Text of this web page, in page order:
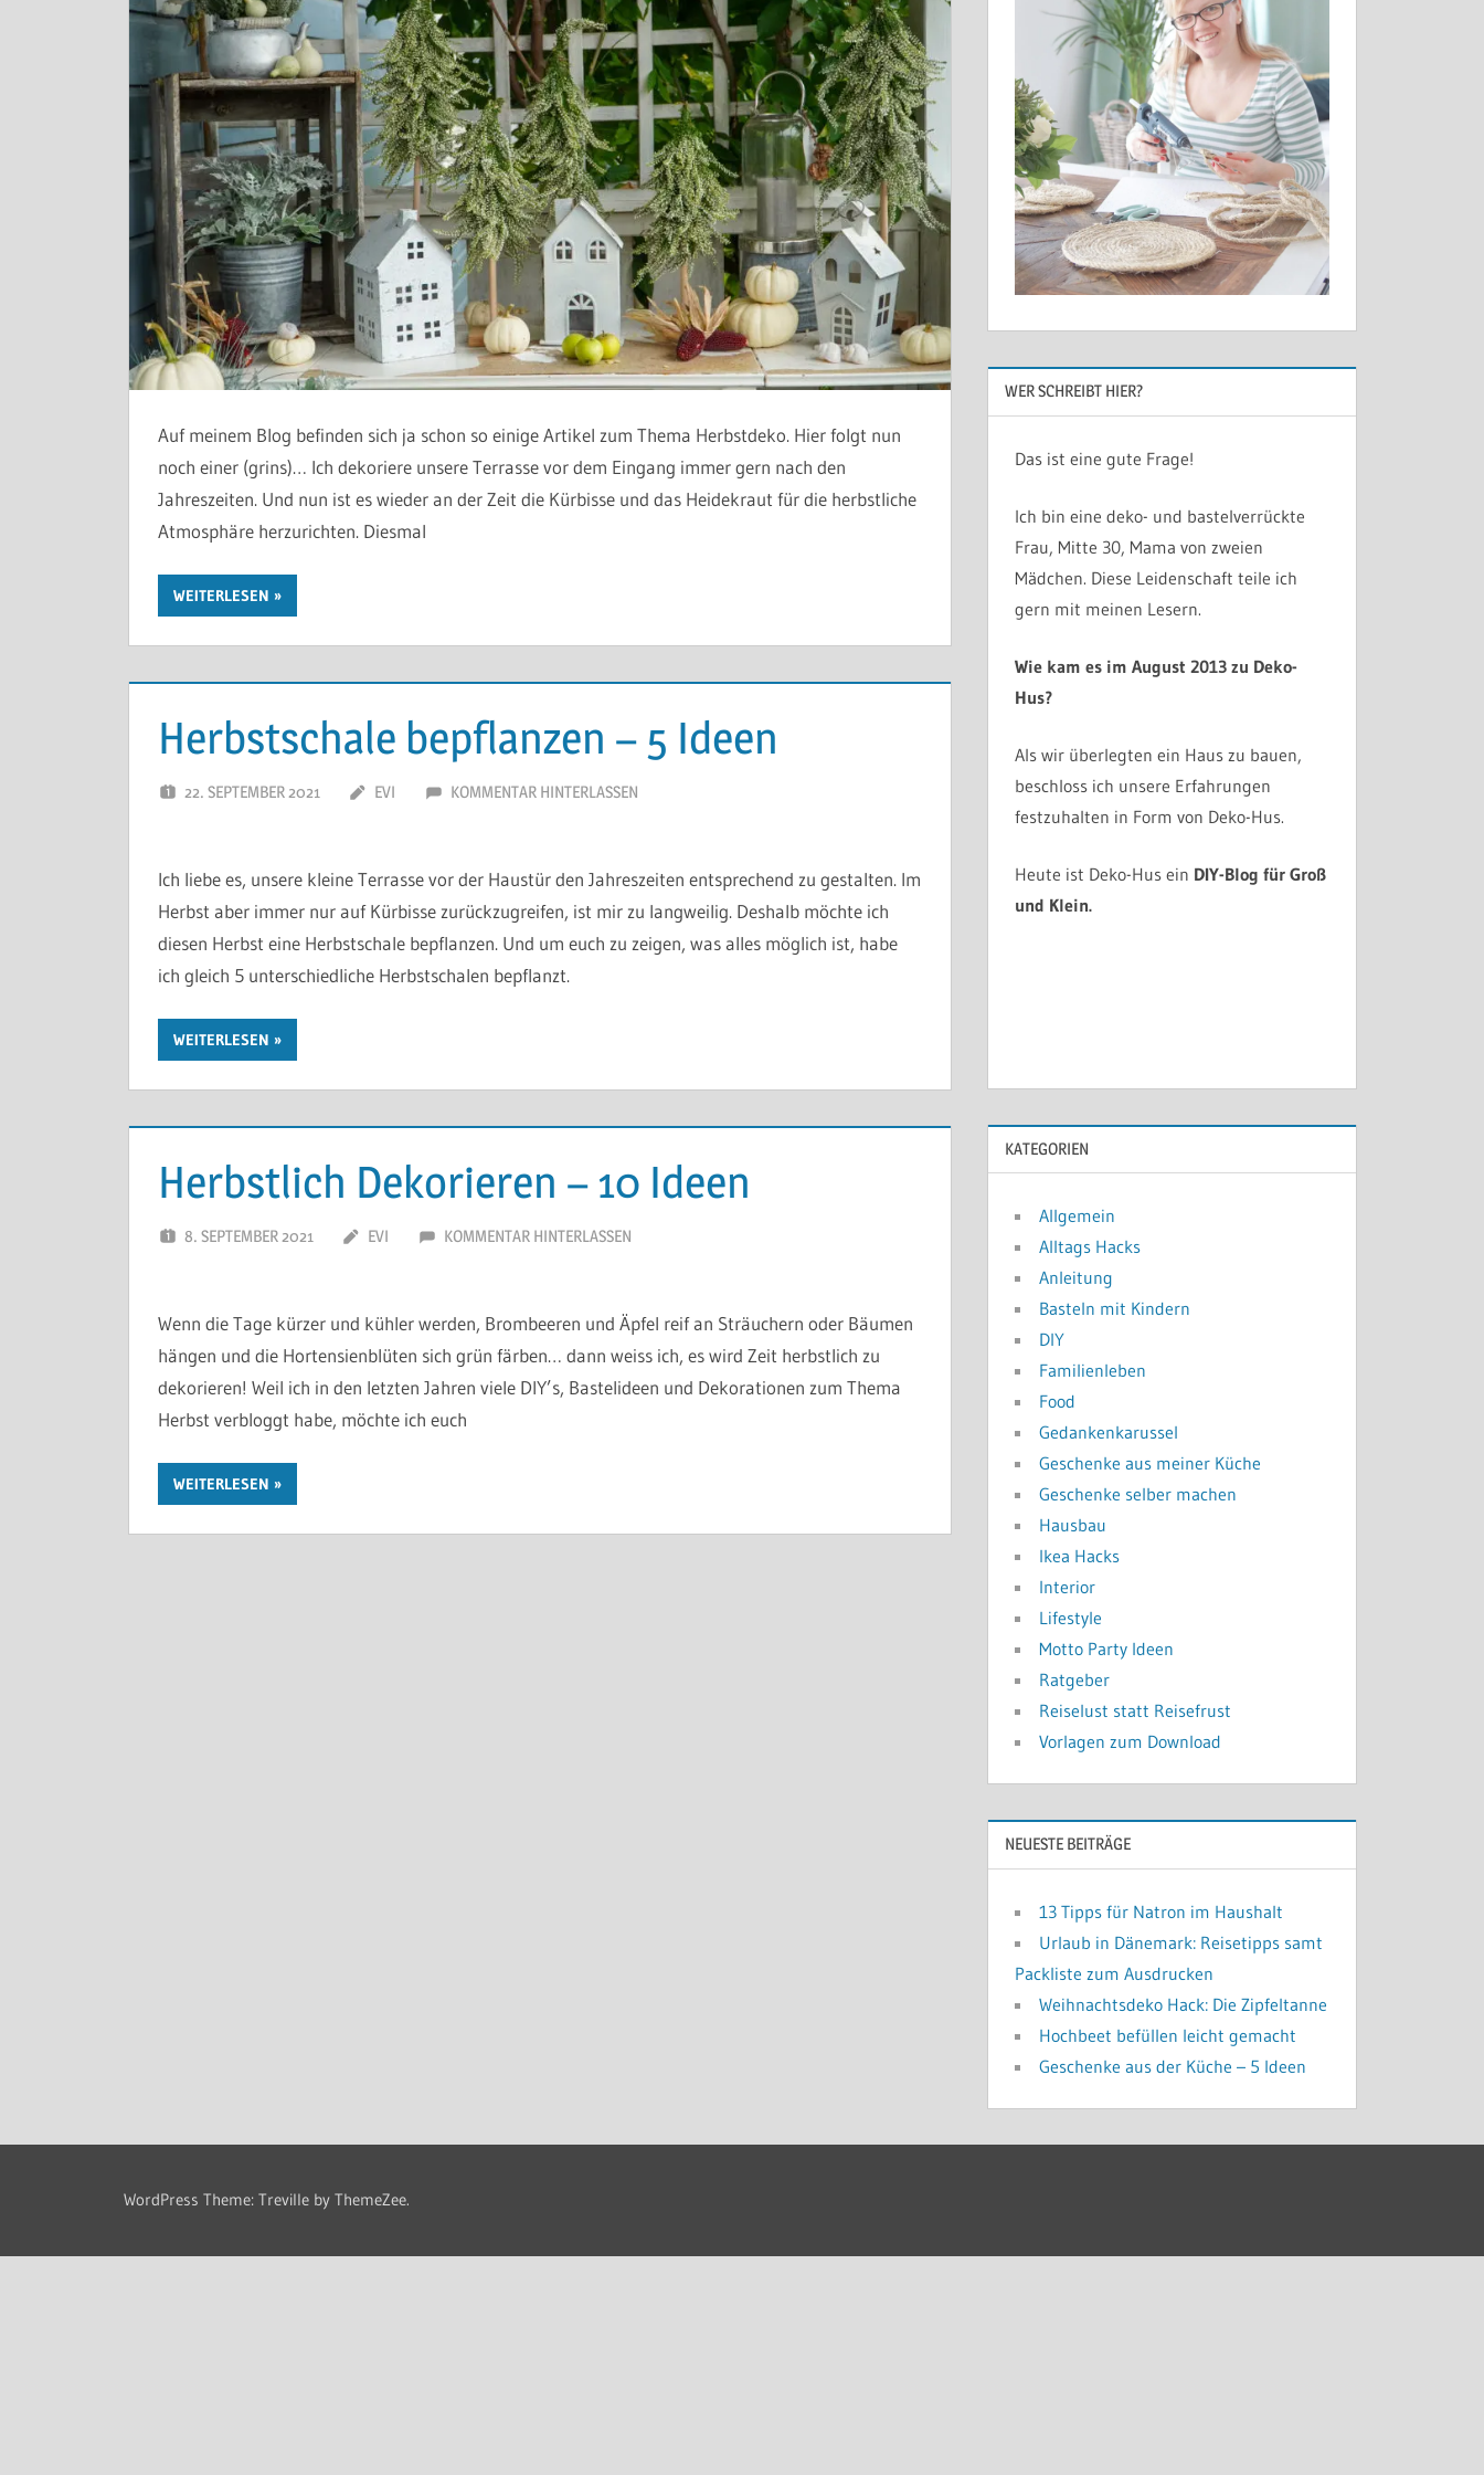
Auf meinem Blog befinden sich ja schon so einige Artikel zum Thema Herbstdeko. Hier folgt nun
noch einer (grins)… Ich dekoriere unsere Terrasse vor dem Eingang immer gern nach den
Jahreszeiten. Und nun ist es wieder an der Zeit die Kürbisse und das Heidekraut für die herbstliche
Atmosphäre herzurichten. Diesmal
WEITERLESEN
Herbstschale bepflanzen – 5 Ideen
22. SEPTEMBER 2021 EVI KOMMENTAR HINTERLASSEN
Ich liebe es, unsere kleine Terrasse vor der Haustür den Jahreszeiten entsprechend zu gestalten. Im
Herbst aber immer nur auf Kürbisse zurückzugreifen, ist mir zu langweilig. Deshalb möchte ich
diesen Herbst eine Herbstschale bepflanzen. Und um euch zu zeigen, was alles möglich ist, habe
ich gleich 5 unterschiedliche Herbstschalen bepflanzt.
WEITERLESEN
Herbstlich Dekorieren – 10 Ideen
8. SEPTEMBER 2021 EVI KOMMENTAR HINTERLASSEN
Wenn die Tage kürzer und kühler werden, Brombeeren und Äpfel reif an Sträuchern oder Bäumen
hängen und die Hortensienblüten sich grün färben… dann weiss ich, es wird Zeit herbstlich zu
dekorieren! Weil ich in den letzten Jahren viele DIY’s, Bastelideen und Dekorationen zum Thema
Herbst verbloggt habe, möchte ich euch
WEITERLESEN
WER SCHREIBT HIER?
Das ist eine gute Frage!
Ich bin eine deko- und bastelverrückte
Frau, Mitte 30, Mama von zweien
Mädchen. Diese Leidenschaft teile ich
gern mit meinen Lesern.
Wie kam es im August 2013 zu Deko-
Hus?
Als wir überlegten ein Haus zu bauen,
beschloss ich unsere Erfahrungen
festzuhalten in Form von Deko-Hus.
Heute ist Deko-Hus ein DIY-Blog für Groß
und Klein.
KATEGORIEN
Allgemein
Alltags Hacks
Anleitung
Basteln mit Kindern
DIY
Familienleben
Food
Gedankenkarussel
Geschenke aus meiner Küche
Geschenke selber machen
Hausbau
Ikea Hacks
Interior
Lifestyle
Motto Party Ideen
Ratgeber
Reiselust statt Reisefrust
Vorlagen zum Download
NEUESTE BEITRÄGE
13 Tipps für Natron im Haushalt
Urlaub in Dänemark: Reisetipps samt
Packliste zum Ausdrucken
Weihnachtsdeko Hack: Die Zipfeltanne
Hochbeet befüllen leicht gemacht
Geschenke aus der Küche – 5 Ideen
WordPress Theme: Treville by ThemeZee.